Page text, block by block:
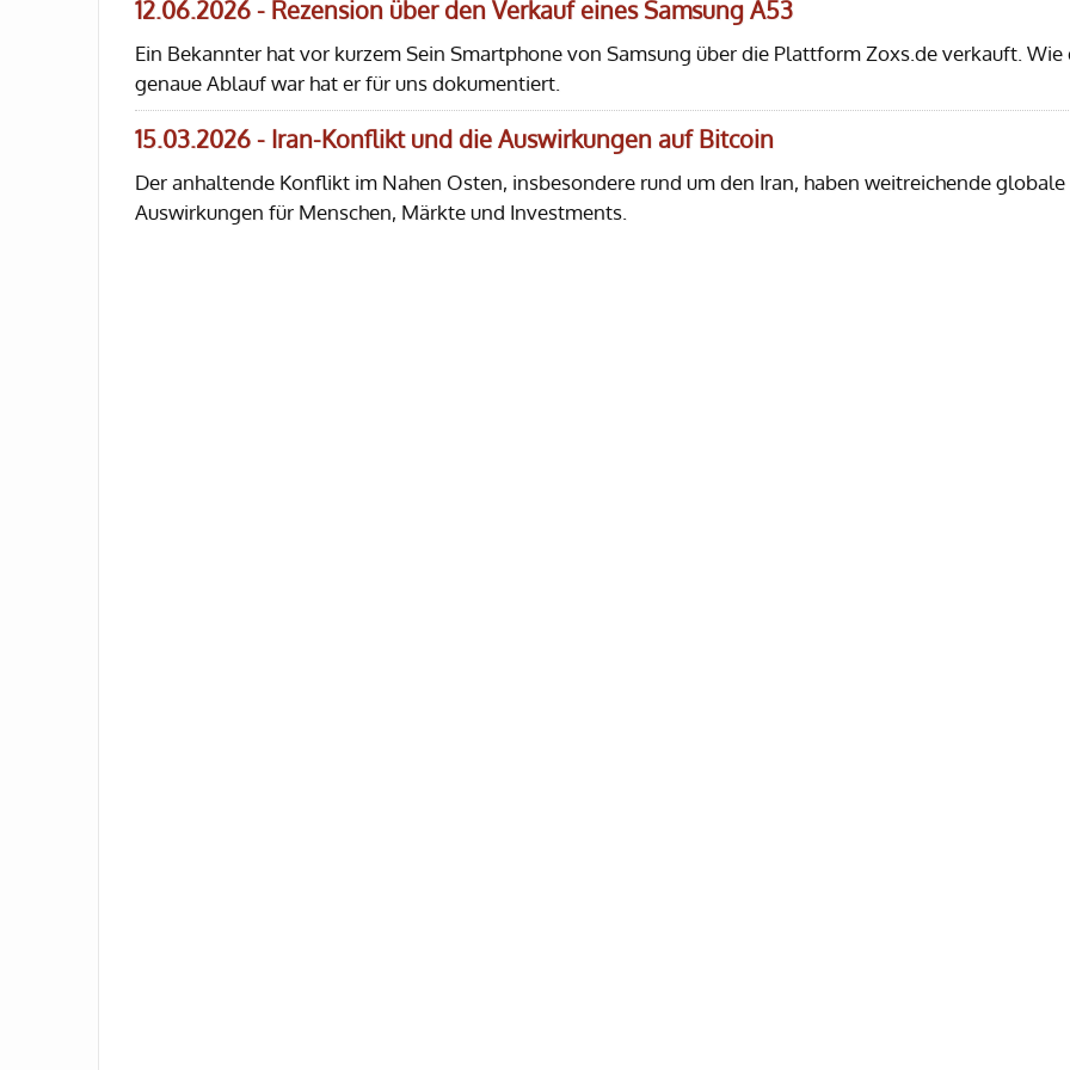
12.06.2026 - Rezension über den Verkauf eines Samsung A53
Ein Bekannter hat vor kurzem Sein Smartphone von Samsung über die Plattform Zoxs.de verkauft. Wie
genaue Ablauf war hat er für uns dokumentiert.
15.03.2026 - Iran-Konflikt und die Auswirkungen auf Bitcoin
Der anhaltende Konflikt im Nahen Osten, insbesondere rund um den Iran, haben weitreichende globale
Auswirkungen für Menschen, Märkte und Investments.